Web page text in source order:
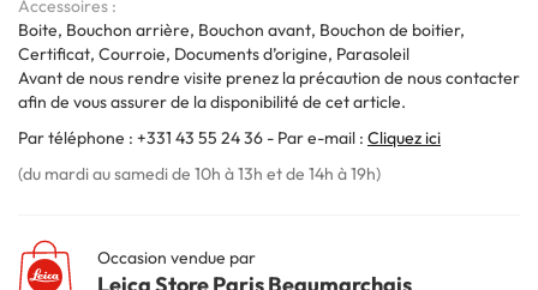
Accessoires
Boite, Bouchon arrière, Bouchon avant, Bouchon de boitier,
Certificat, Courroie, Documents d’origine, Parasoleil
Avant de nous rendre visite prenez la précaution de nous contacter
afin de vous assurer de la disponibilité de cet article.
Par téléphone : +331 43 55 24 36 - Par e-mail : Cliquez ici
(du mardi au samedi de 10h à 13h et de 14h à 19h)
Occasion vendue par